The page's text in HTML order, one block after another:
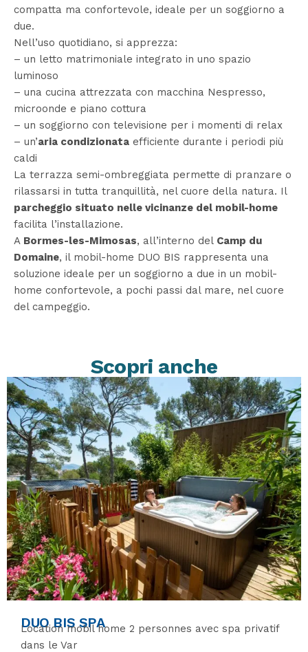
compatta ma confortevole, ideale per un soggiorno a
due.
Nell’uso quotidiano, si apprezza:
– un letto matrimoniale integrato in uno spazio
luminoso
– una cucina attrezzata con macchina Nespresso,
microonde e piano cottura
– un soggiorno con televisione per i momenti di relax
– un’aria condizionata efficiente durante i periodi più
caldi
La terrazza semi-ombreggiata permette di pranzare o
rilassarsi in tutta tranquillità, nel cuore della natura. Il
parcheggio situato nelle vicinanze del mobil-home
facilita l’installazione.
A Bormes-les-Mimosas, all’interno del Camp du
Domaine, il mobil-home DUO BIS rappresenta una
soluzione ideale per un soggiorno a due in un mobil-
home confortevole, a pochi passi dal mare, nel cuore
del campeggio.
Scopri anche
DUO BIS SPA
Location mobil home 2 personnes avec spa privatif
dans le Var